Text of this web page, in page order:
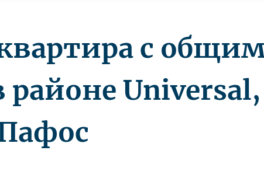
с
районе Universal,